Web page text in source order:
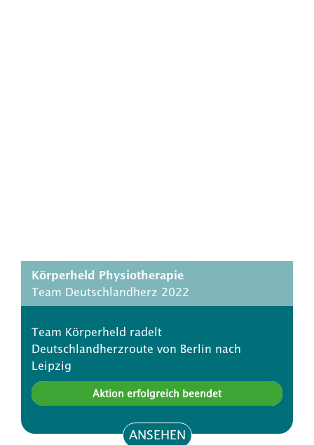
Körperheld Physiotherapie
Team Deutschlandherz 2022
Team Körperheld radelt
Deutschlandherzroute von Berlin nach
Leipzig
Aktion erfolgreich beendet
ANSEHEN